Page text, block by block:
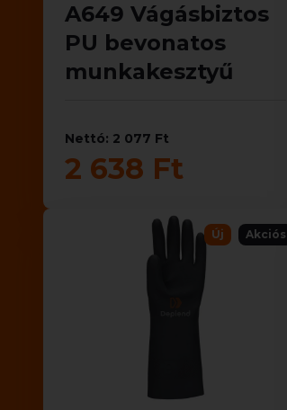
A649 Vágásbiztos
PU bevonatos
munkakesztyű
Nettó: 2 077 Ft
2 638 Ft
Új Akciós